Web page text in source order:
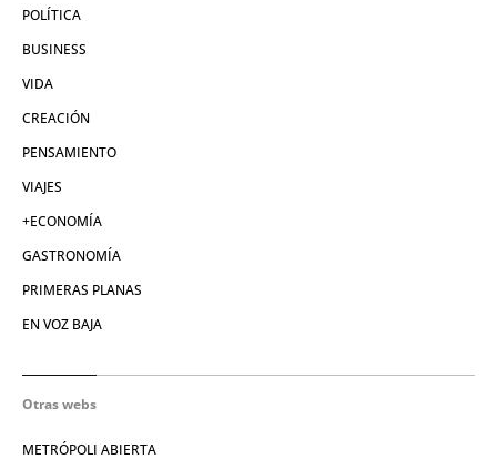
POLÍTICA
BUSINESS
VIDA
CREACIÓN
PENSAMIENTO
VIAJES
+ECONOMÍA
GASTRONOMÍA
PRIMERAS PLANAS
EN VOZ BAJA
Otras webs
METRÓPOLI ABIERTA